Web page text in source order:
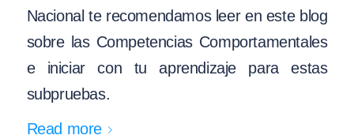
Nacional te recomendamos leer en este blog
sobre las Competencias Comportamentales
e iniciar con tu aprendizaje para estas
subpruebas.
Read more